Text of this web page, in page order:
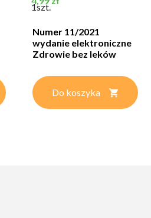
1szt.
Numer 11/2021
wydanie elektroniczne
Zdrowie bez leków
Do koszyka